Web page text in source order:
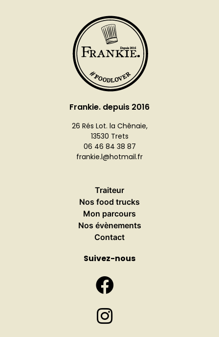
Frankie. depuis 2016
26 Rés Lot. la Chênaie,
13530 Trets
06 46 84 38 87
frankie.l@hotmail.fr
Traiteur
Nos food trucks
Mon parcours
Nos évènements
Contact
Suivez-nous